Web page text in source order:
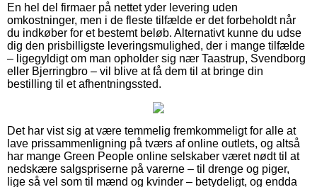
En hel del firmaer på nettet yder levering uden
omkostninger, men i de fleste tilfælde er det forbeholdt når
du indkøber for et bestemt beløb. Alternativt kunne du udse
dig den prisbilligste leveringsmulighed, der i mange tilfælde
– ligegyldigt om man opholder sig nær Taastrup, Svendborg
eller Bjerringbro – vil blive at få dem til at bringe din
bestilling til et afhentningssted.
Det har vist sig at være temmelig fremkommeligt for alle at
lave prissammenligning på tværs af online outlets, og altså
har mange Green People online selskaber været nødt til at
nedskære salgspriserne på varerne – til drenge og piger,
lige så vel som til mænd og kvinder – betydeligt, og endda